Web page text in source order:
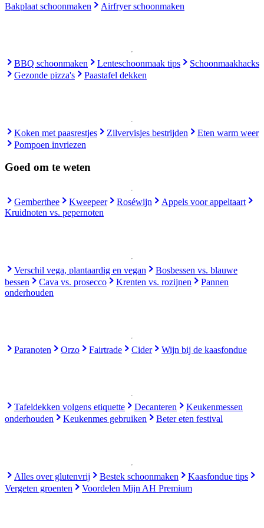
Bakplaat schoonmaken
Airfryer schoonmaken
BBQ schoonmaken Lenteschoonmaak tips
Schoonmaakhacks
Gezonde pizza's
Paastafel dekken
Koken met paasrestjes Zilvervisjes bestrijden
Eten warm weer
Pompoen invriezen
Goed om te weten
Gemberthee Kweepeer Roséwijn
Appels voor appeltaart
Kruidnoten vs. pepernoten
Verschil vega, plantaardig en vegan
Bosbessen vs. blauwe
bessen
Cava vs. prosecco Krenten vs. rozijnen
Pannen
onderhouden
Paranoten Orzo Fairtrade Cider Wijn bij de kaasfondue
Tafeldekken volgens etiquette Decanteren
Keukenmessen
onderhouden
Keukenmes gebruiken Beter eten festival
Alles over glutenvrij Bestek schoonmaken
Kaasfondue tips
Vergeten groenten
Voordelen Mijn AH Premium